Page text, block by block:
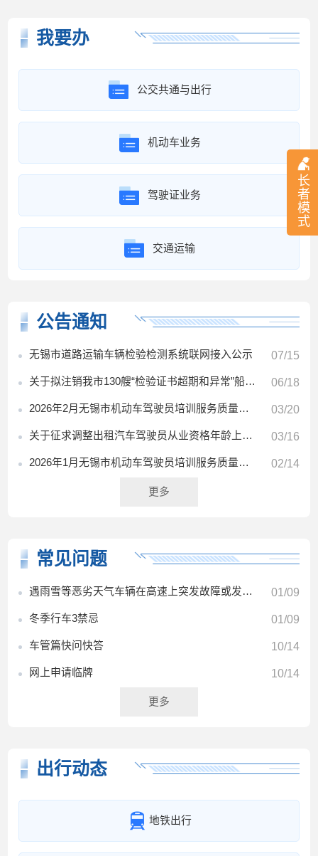
长
者
模
式
我要办
公交共通与出行
机动车业务
驾驶证业务
交通运输
公告通知
无锡市道路运输车辆检验检测系统联网接入公示 07/15
关于拟注销我市130艘“检验证书超期和异常”船舶的公示 06/18
2026年2月无锡市机动车驾驶员培训服务质量榜单和消费提醒 03/20
关于征求调整出租汽车驾驶员从业资格年龄上限相关意见的公告 03/16
2026年1月无锡市机动车驾驶员培训服务质量榜单和消费提醒 02/14
更多
常见问题
遇雨雪等恶劣天气车辆在高速上突发故障或发生事故时如何处理？ 01/09
冬季行车3禁忌 01/09
车管篇快问快答 10/14
网上申请临牌 10/14
更多
出行动态
地铁出行